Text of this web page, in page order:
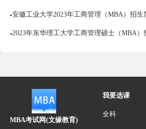
●安徽工业大学2023年工商管理（MBA）招生
●2023年东华理工大学工商管理硕士（MBA）
MBA考试网(文缘教育)
我要选课
全科